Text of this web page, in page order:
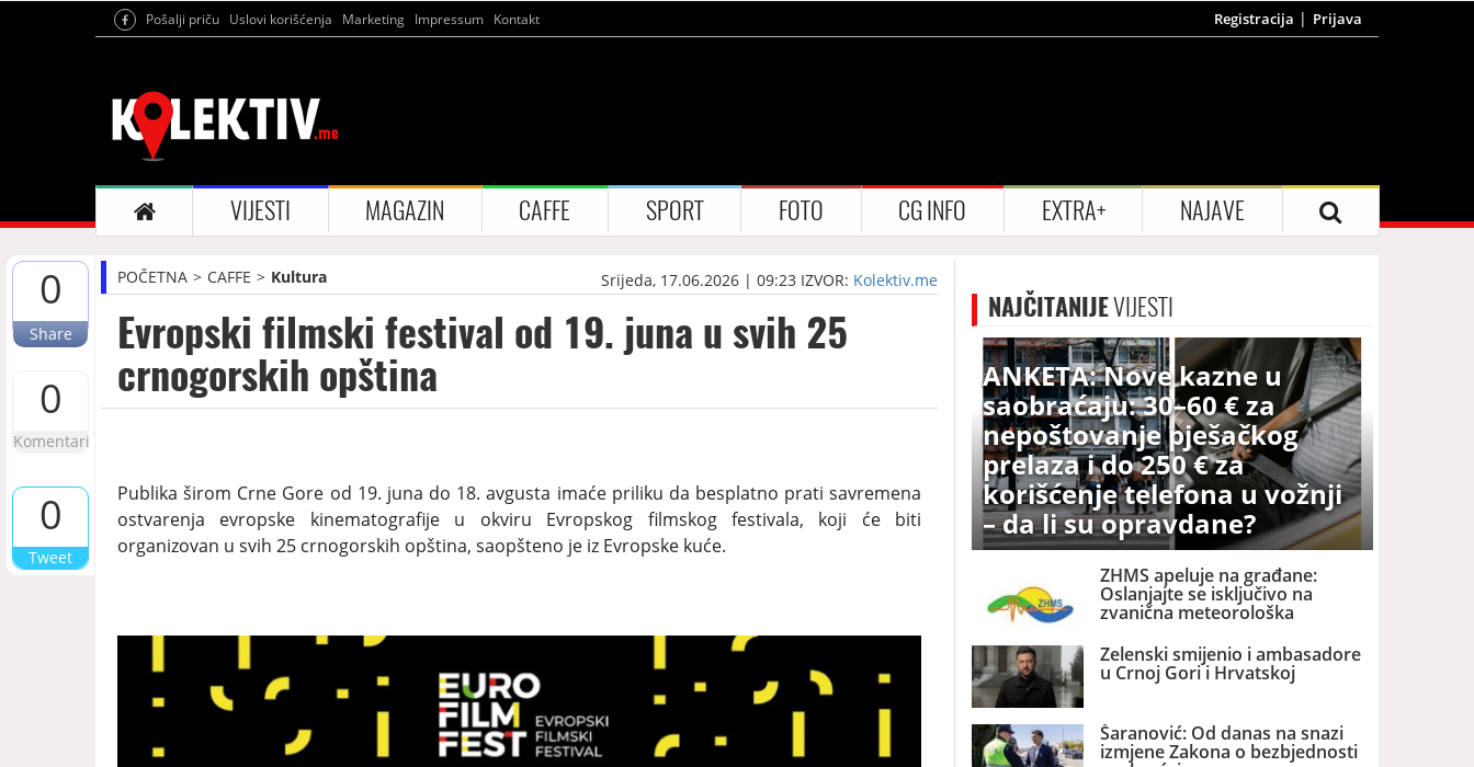
Pošalji priču Uslovi korišćenja Marketing Impressum Kontakt Registracija Prijava
VIJESTI MAGAZIN CAFFE SPORT FOTO CG INFO EXTRA+ NAJAVE
0
Share
0
Komentari
0
Tweet
POČETNA CAFFE Kultura Srijeda, 17.06.2026 | 09:23 IZVOR: Kolektiv.me
Evropski filmski festival od 19. juna u svih 25
crnogorskih opština
Publika širom Crne Gore od 19. juna do 18. avgusta imaće priliku da besplatno prati savremena
ostvarenja evropske kinematografije u okviru Evropskog filmskog festivala, koji će biti
organizovan u svih 25 crnogorskih opština, saopšteno je iz Evropske kuće.
NAJČITANIJEVIJESTI
ANKETA: Nove kazne u
saobraćaju: 30–60 € za
nepoštovanje pješačkog
prelaza i do 250 € za
korišćenje telefona u vožnji
– da li su opravdane?
ZHMS apeluje na građane:
Oslanjajte se isključivo na
zvanična meteorološka
Zelenski smijenio i ambasadore
u Crnoj Gori i Hrvatskoj
Šaranović: Od danas na snazi
izmjene Zakona o bezbjednosti